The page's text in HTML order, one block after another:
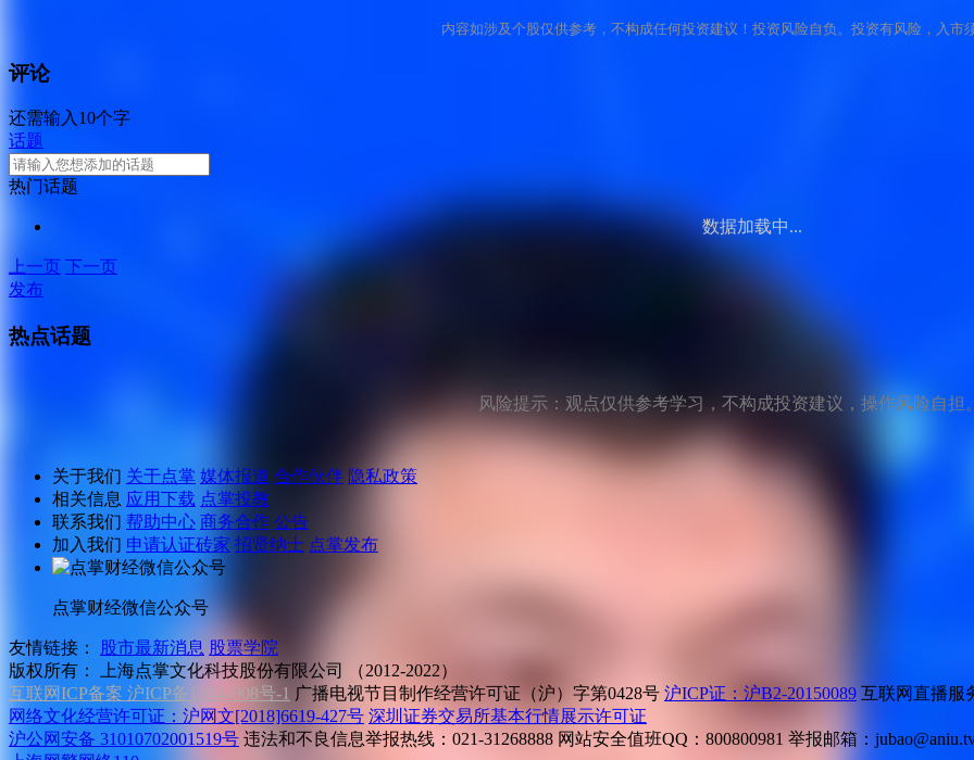
内容如涉及个股仅供参考，不构成任何投资建议！投资风险自负。投资有风险，入市
评论
还需输入10个字
话题
热门话题
数据加载中...
上一页 下一页
发布
热点话题
风险提示：观点仅供参考学习，不构成投资建议，操作风险自担
关于我们 关于点掌 媒体报道 合作伙伴 隐私政策
相关信息 应用下载 点掌投教
联系我们 帮助中心 商务合作 公告
加入我们 申请认证砖家 招贤纳士 点掌发布
点掌财经微信公众号
友情链接： 股市最新消息 股票学院
版权所有：
上海点掌文化科技股份有限公司 （2012-2022）
互联网ICP备案 沪ICP备13044908号-1 广播电视节目制作经营许可证（沪）字第0428号 沪ICP证：沪B2-20150089 互联网直播服
网络文化经营许可证：沪网文[2018]6619-427号 深圳证券交易所基本行情展示许可证
沪公网安备 31010702001519号 违法和不良信息举报热线：021-31268888 网站安全值班QQ：800800981 举报邮箱：